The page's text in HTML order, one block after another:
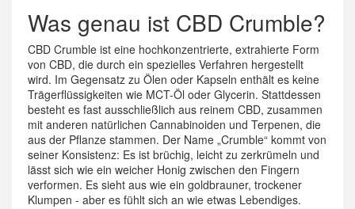
Was genau ist CBD Crumble?
CBD Crumble ist eine hochkonzentrierte, extrahierte Form
von CBD, die durch ein spezielles Verfahren hergestellt
wird. Im Gegensatz zu Ölen oder Kapseln enthält es keine
Trägerflüssigkeiten wie MCT-Öl oder Glycerin. Stattdessen
besteht es fast ausschließlich aus reinem CBD, zusammen
mit anderen natürlichen Cannabinoiden und Terpenen, die
aus der Pflanze stammen. Der Name „Crumble“ kommt von
seiner Konsistenz: Es ist brüchig, leicht zu zerkrümeln und
lässt sich wie ein weicher Honig zwischen den Fingern
verformen. Es sieht aus wie ein goldbrauner, trockener
Klumpen - aber es fühlt sich an wie etwas Lebendiges.